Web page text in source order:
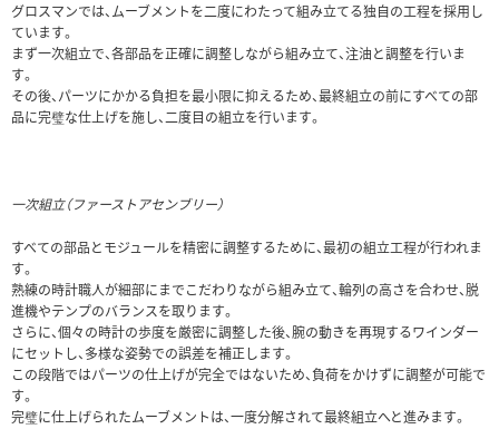
グロスマンでは、ムーブメントを二度にわたって組み立てる独自の工程を採用し
ています。
まず一次組立で、各部品を正確に調整しながら組み立て、注油と調整を行いま
す。
その後、パーツにかかる負担を最小限に抑えるため、最終組立の前にすべての部
品に完璧な仕上げを施し、二度目の組立を行います。
一次組立（ファーストアセンブリー）
すべての部品とモジュールを精密に調整するために、最初の組立工程が行われま
す。
熟練の時計職人が細部にまでこだわりながら組み立て、輪列の高さを合わせ、脱
進機やテンプのバランスを取ります。
さらに、個々の時計の歩度を厳密に調整した後、腕の動きを再現するワインダー
にセットし、多様な姿勢での誤差を補正します。
この段階ではパーツの仕上げが完全ではないため、負荷をかけずに調整が可能で
す。
完璧に仕上げられたムーブメントは、一度分解されて最終組立へと進みます。